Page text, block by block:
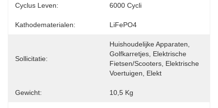
Cyclus Leven: 6000 Cycli
Kathodematerialen: LiFePO4
Sollicitatie:
Huishoudelijke Apparaten,
Golfkarretjes, Elektrische
Fietsen/scooters, Elektrische
Voertuigen, Elekt
Gewicht: 10,5 Kg